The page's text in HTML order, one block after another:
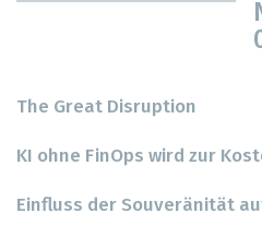
The Great Disruption
KI ohne FinOps wird zur
Einfluss der Souveränität